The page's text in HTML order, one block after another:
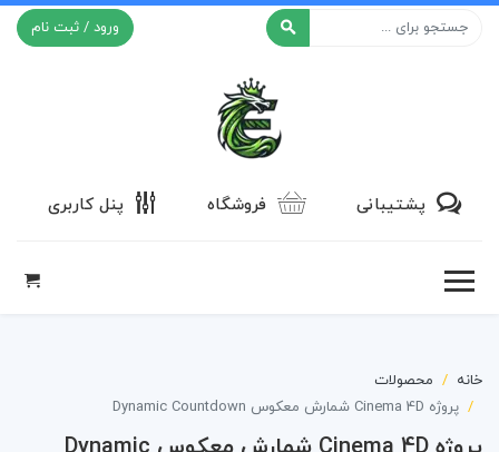
ورود / ثبت نام
پشتیبانی فروشگاه پنل کاربری
خانه
محصولات
پروژه Cinema 4D شمارش معکوس Dynamic Countdown